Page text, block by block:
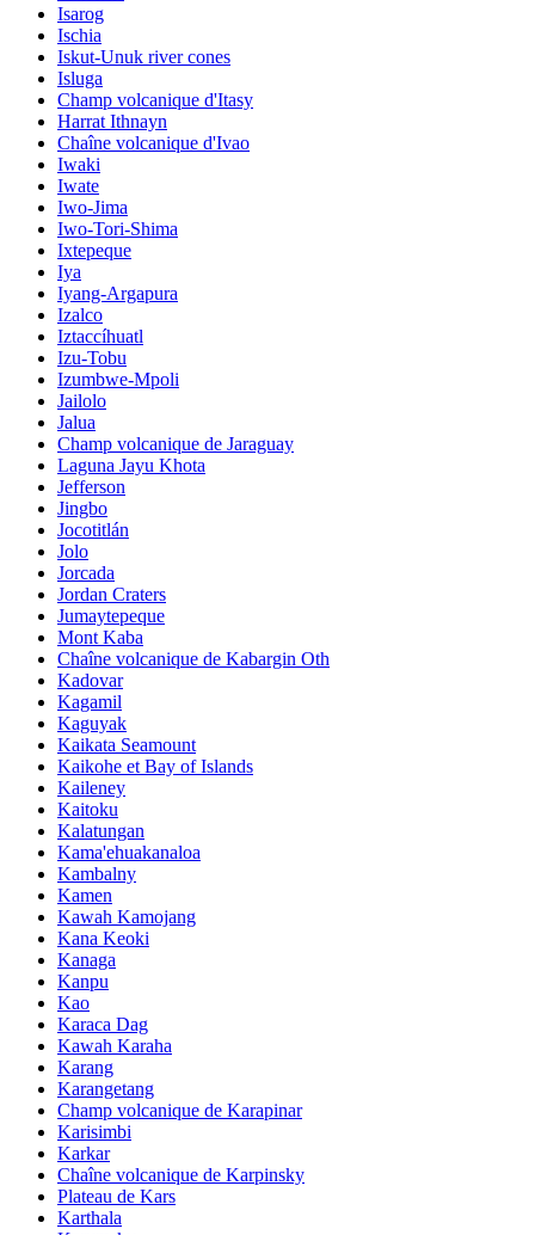
Isarog
Ischia
Iskut-Unuk river cones
Isluga
Champ volcanique d'Itasy
Harrat Ithnayn
Chaîne volcanique d'Ivao
Iwaki
Iwate
Iwo-Jima
Iwo-Tori-Shima
Ixtepeque
Iya
Iyang-Argapura
Izalco
Iztaccíhuatl
Izu-Tobu
Izumbwe-Mpoli
Jailolo
Jalua
Champ volcanique de Jaraguay
Laguna Jayu Khota
Jefferson
Jingbo
Jocotitlán
Jolo
Jorcada
Jordan Craters
Jumaytepeque
Mont Kaba
Chaîne volcanique de Kabargin Oth
Kadovar
Kagamil
Kaguyak
Kaikata Seamount
Kaikohe et Bay of Islands
Kaileney
Kaitoku
Kalatungan
Kama'ehuakanaloa
Kambalny
Kamen
Kawah Kamojang
Kana Keoki
Kanaga
Kanpu
Kao
Karaca Dag
Kawah Karaha
Karang
Karangetang
Champ volcanique de Karapinar
Karisimbi
Karkar
Chaîne volcanique de Karpinsky
Plateau de Kars
Karthala